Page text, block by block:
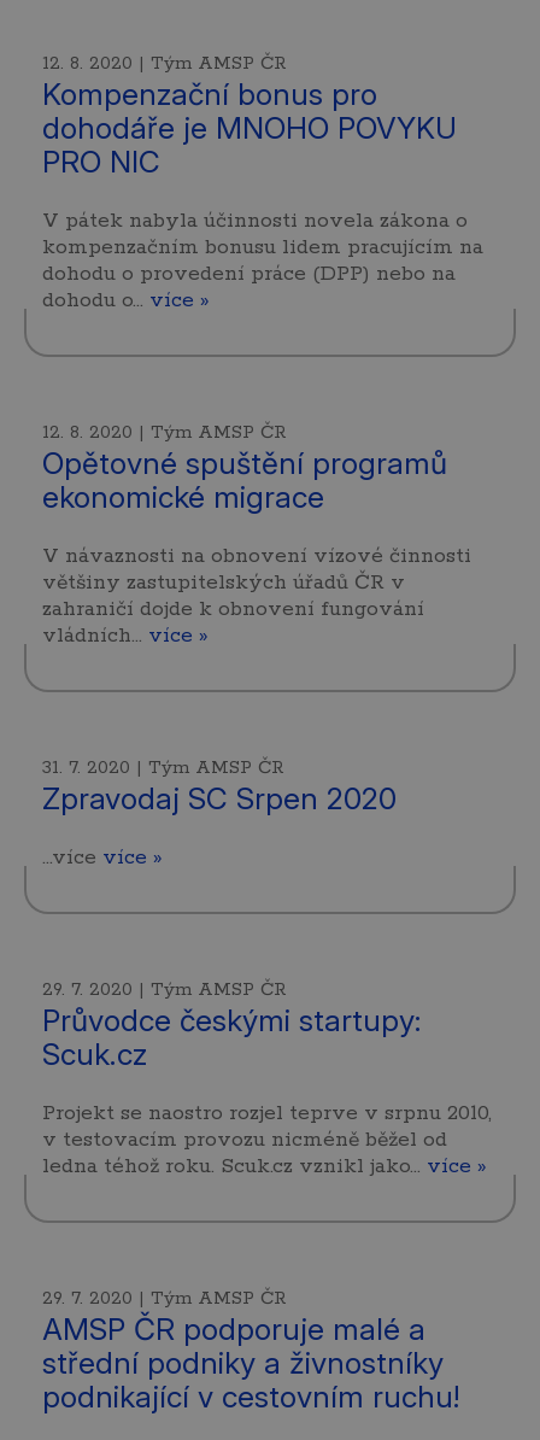
12. 8. 2020 | Tým AMSP ČR
Kompenzační bonus pro
dohodáře je MNOHO POVYKU
PRO NIC
V pátek nabyla účinnosti novela zákona o
kompenzačním bonusu lidem pracujícím na
dohodu o provedení práce (DPP) nebo na
dohodu o… více »
12. 8. 2020 | Tým AMSP ČR
Opětovné spuštění programů
ekonomické migrace
V návaznosti na obnovení vízové činnosti
většiny zastupitelských úřadů ČR v
zahraničí dojde k obnovení fungování
vládních… více »
31. 7. 2020 | Tým AMSP ČR
Zpravodaj SC Srpen 2020
...více více »
29. 7. 2020 | Tým AMSP ČR
Průvodce českými startupy:
Scuk.cz
Projekt se naostro rozjel teprve v srpnu 2010,
v testovacím provozu nicméně běžel od
ledna téhož roku. Scuk.cz vznikl jako… více »
29. 7. 2020 | Tým AMSP ČR
AMSP ČR podporuje malé a
střední podniky a živnostníky
podnikající v cestovním ruchu!